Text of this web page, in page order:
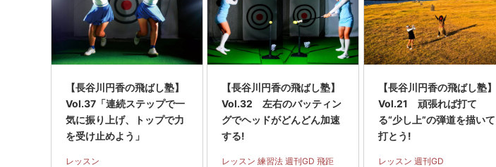
【長谷川円香の飛ばし塾】
Vol.37「連続ステップで一
気に振り上げ、トップで力
を受け止めよう」
レッスン
【長谷川円香の飛ばし塾】
Vol.32 左右のバッティン
グでヘッドがどんどん加速
する!
レッスン 練習法 週刊GD 飛距
【長谷川円香の飛ばし塾】
Vol.21 頑張れば打て
る“少し上”の弾道を描いて
打とう!
レッスン 週刊GD